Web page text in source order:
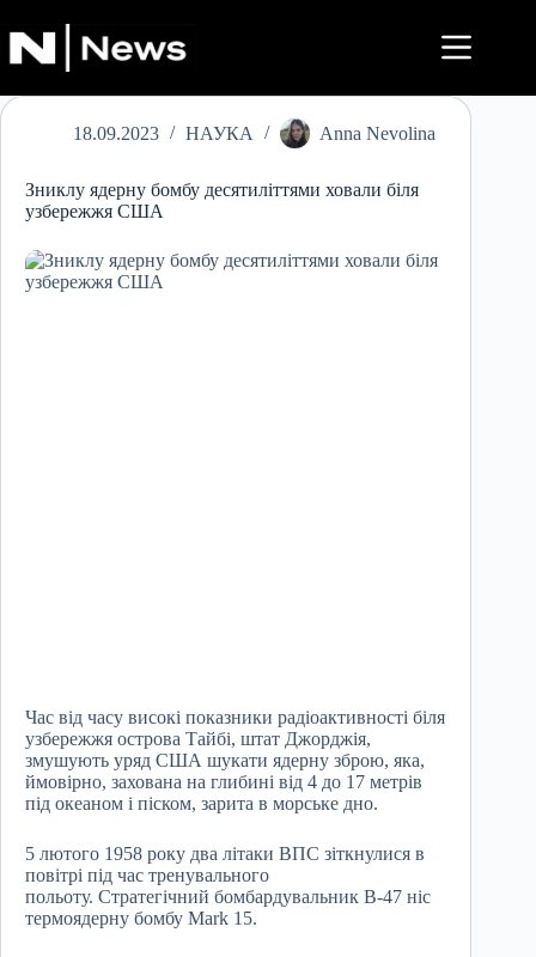
до
вмісту
18.09.2023 НАУКА Anna Nevolina
Зниклу ядерну бомбу десятиліттями ховали біля
узбережжя США
Час від часу високі показники радіоактивності біля
узбережжя острова Тайбі, штат Джорджія,
змушують уряд США шукати ядерну зброю, яка,
ймовірно, захована на глибині від 4 до 17 метрів
під океаном і піском, зарита в морське дно.
5 лютого 1958 року два літаки ВПС зіткнулися в
повітрі під час тренувального
польоту. Стратегічний бомбардувальник B-47 ніс
термоядерну бомбу Mark 15.